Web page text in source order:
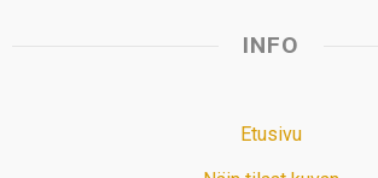
INFO
Etusivu